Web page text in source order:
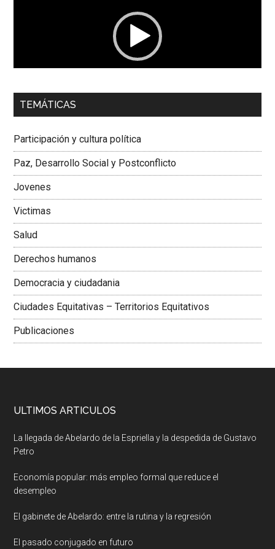
00:00 01:04
Colombiana
TEMÁTICAS
Participación y cultura política
Paz, Desarrollo Social y Postconflicto
Jovenes
Victimas
Salud
Derechos humanos
Democracia y ciudadania
Ciudades Equitativas – Territorios Equitativos
Publicaciones
ULTIMOS ARTICULOS
La llegada de Abelardo de la Espriella y la despedida de Gustavo
Petro
Economía popular: más empleo formal que reduce el
desempleo
El gabinete de Abelardo: entre la rutina y la regresión
El pasado conjugado en futuro